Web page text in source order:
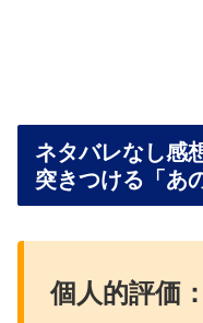
ネタバレなし感
突きつける「あ
個人的評価：